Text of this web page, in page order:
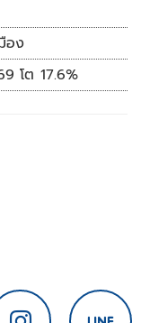
อง
โต 17.6%